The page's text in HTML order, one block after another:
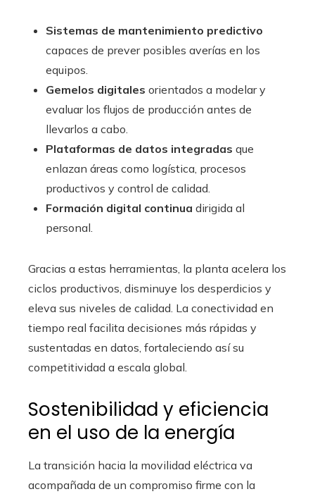
Sistemas de mantenimiento predictivo
capaces de prever posibles averías en los
equipos.
Gemelos digitales orientados a modelar y
evaluar los flujos de producción antes de
llevarlos a cabo.
Plataformas de datos integradas que
enlazan áreas como logística, procesos
productivos y control de calidad.
Formación digital continua dirigida al
personal.
Gracias a estas herramientas, la planta acelera los
ciclos productivos, disminuye los desperdicios y
eleva sus niveles de calidad. La conectividad en
tiempo real facilita decisiones más rápidas y
sustentadas en datos, fortaleciendo así su
competitividad a escala global.
Sostenibilidad y eficiencia
en el uso de la energía
La transición hacia la movilidad eléctrica va
acompañada de un compromiso firme con la